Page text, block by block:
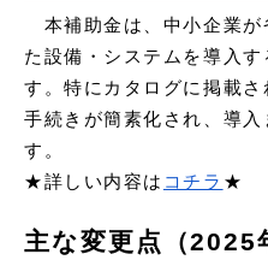
本補助金は、中小企業が
た設備・システムを導入
す。特にカタログに掲載さ
手続きが簡素化され、導
す。
★詳しい内容は コチラ ★
主な変更点（2025